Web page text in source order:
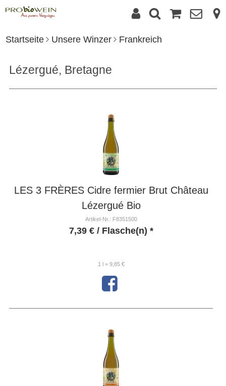
Startseite Unsere Winzer Frankreich
Lézergué, Bretagne
LES 3 FRÈRES Cidre fermier Brut Château
Lézergué Bio
Artikel-Nr.: F8351500
7,39 €/ Flasche(n) *
1 l = 9,85 €